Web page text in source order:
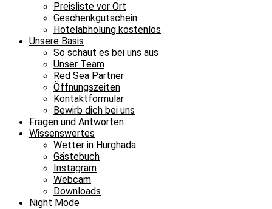
Preisliste vor Ort
Geschenkgutschein
Hotelabholung kostenlos
Unsere Basis
So schaut es bei uns aus
Unser Team
Red Sea Partner
Öffnungszeiten
Kontaktformular
Bewirb dich bei uns
Fragen und Antworten
Wissenswertes
Wetter in Hurghada
Gästebuch
Instagram
Webcam
Downloads
Night Mode